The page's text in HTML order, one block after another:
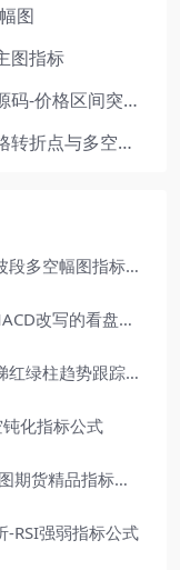
图
图指标
文华财经自动测算支撑阻力指标源码-价格区间突破多空
三图共振波段趋势识别系统：价格转折点与多空动能分析
文华期货量价趋势主图-预警操作波段多空幅图指标公式
趋势柱红绿一眼定多空，这个用MACD改写的看盘指标，把顶底信号可视化后简单多了
文华财经wh6波段多空主副图-阶梯红绿柱趋势跟踪指标公式
化指标公式
文华财经DK均线主图-量柱趋势副图期货精品指标公式
RSI强弱指标公式